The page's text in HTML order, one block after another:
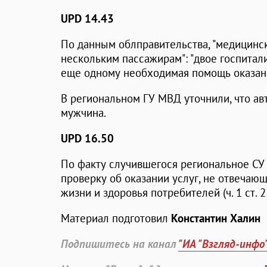
UPD 14.43
По данным облправительства,
нескольким пассажирам": "двое
еще одному необходимая помощь
В региональном ГУ МВД уточнили, что
мужчина.
UPD 16.50
По факту случившегося региональное
проверку об оказании услуг, не
жизни и здоровья потребителей (ч. 1 ст.
Материал подготовил Константин Халин
Подпишитесь на канал"ИА "Взгляд-